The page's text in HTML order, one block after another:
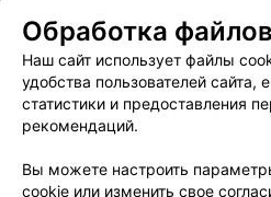
Медицинский маркетинг
Пользовательское
Вакансии
Написать
Персональные
Обработка
Наш сайт использует файлы
удобства пользователей сайта,
статистики и предоставления
рекомендаций.
Вы можете настроить
cookie или изменить свое